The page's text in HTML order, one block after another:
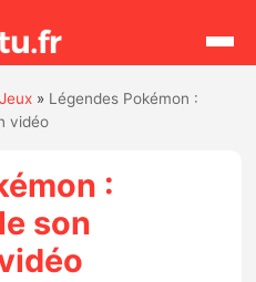
Jeux » Légendes Pokémon :
vidéo
:
son